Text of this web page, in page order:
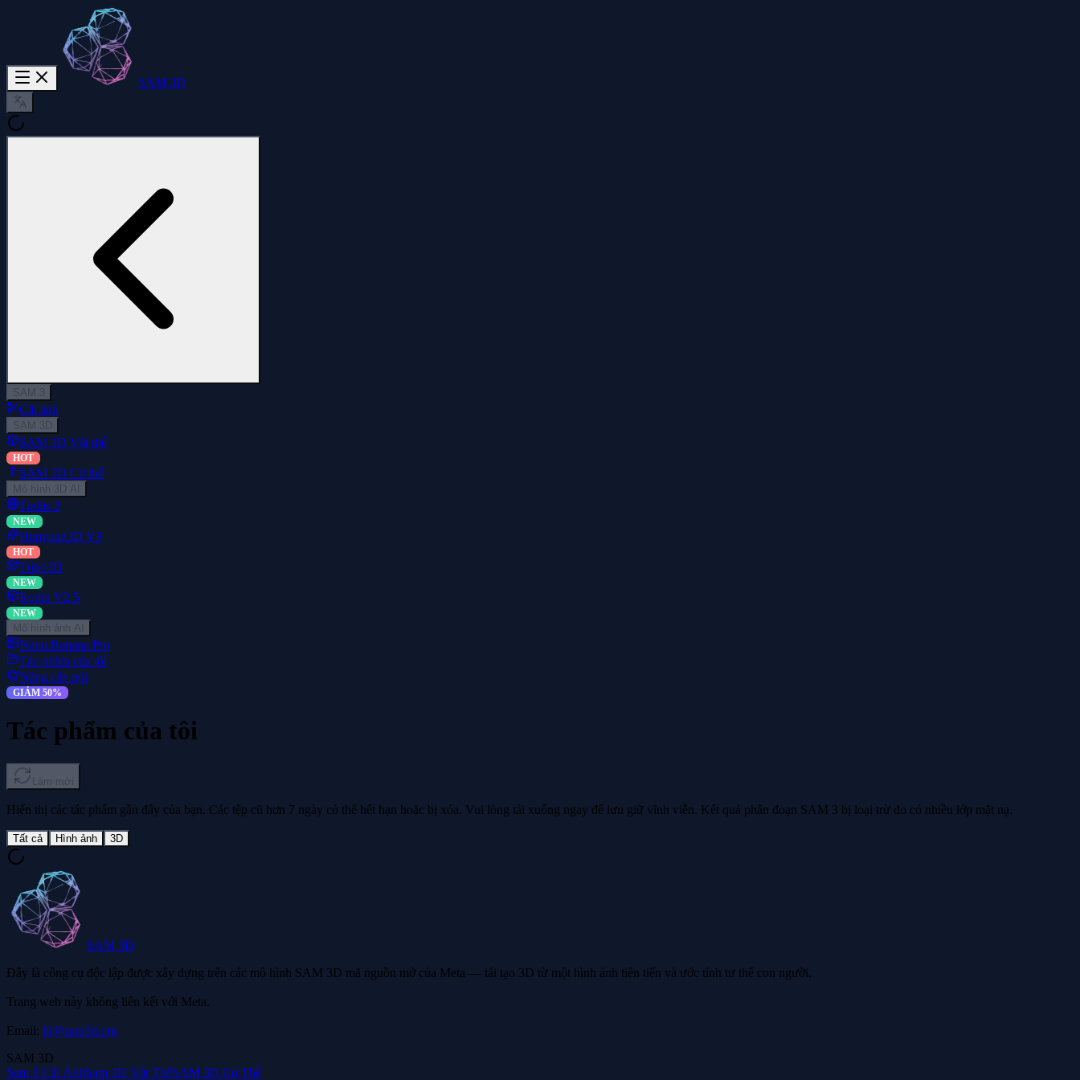
SAM 3D
SAM 3
Cắt ảnh
SAM 3D
SAM 3D Vật thể
HOT
SAM 3D Cơ thể
Mô hình 3D AI
Trellis 2
NEW
Hunyuan3D V3
HOT
Tripo3D
NEW
Rodin V2.5
NEW
Mô hình ảnh AI
Nano Banana Pro
Tác phẩm của tôi
Nâng cấp gói
GIẢM 50%
Tác phẩm của tôi
Làm mới
Hiển thị các tác phẩm gần đây của bạn. Các tệp cũ hơn 7 ngày có thể hết hạn hoặc bị xóa. Vui lòng tải xuống ngay để lưu giữ vĩnh viễn. Kết quả phân đoạn SAM 3 bị loại trừ do có nhiều lớp mặt nạ.
Tất cả Hình ảnh 3D
SAM 3D
Đây là công cụ độc lập được xây dựng trên các mô hình SAM 3D mã nguồn mở của Meta — tái tạo 3D từ một hình ảnh tiên tiến và ước tính tư thế con người.
Trang web này không liên kết với Meta.
Email: hi@sam3d.org
SAM 3D
Sam 3 Cắt ẢnhSam 3D Vật ThểSAM 3D Cơ Thể